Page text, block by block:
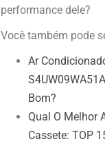
performance dele?
Você também pode
Ar
Bom?
Qual O Melhor
Cassete: TOP